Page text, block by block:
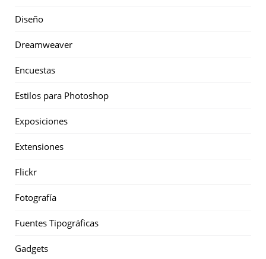
Diseño
Dreamweaver
Encuestas
Estilos para Photoshop
Exposiciones
Extensiones
Flickr
Fotografía
Fuentes Tipográficas
Gadgets